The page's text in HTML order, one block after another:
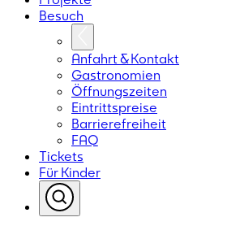
Besuch
Anfahrt & Kontakt
Gastronomien
Öffnungszeiten
Eintrittspreise
Barrierefreiheit
FAQ
Tickets
Für Kinder